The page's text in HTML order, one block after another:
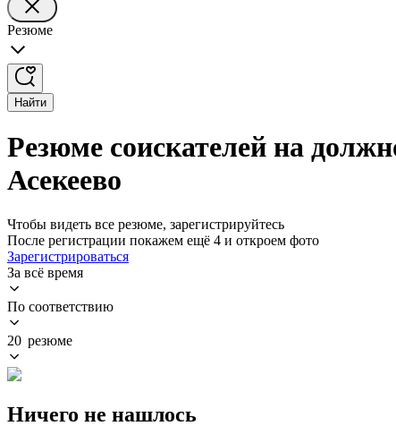
Резюме
Найти
Резюме соискателей на
Асекеево
Чтобы видеть все резюме, зарегистрируйтесь
После регистрации покажем ещё 4 и откроем фото
Зарегистрироваться
За всё время
По соответствию
20 резюме
Ничего не нашлось